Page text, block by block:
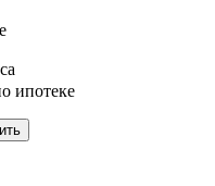
ипотеке